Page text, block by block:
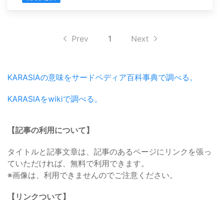
Prev 1 Next
KARASIAの意味をサードペディア百科事典で調べる。
KARASIAをwikiで調べる。
【記事の利用について】
タイトルと記事文章は、記事のあるページにリンクを張っ
ていただければ、無料で利用できます。
※画像は、利用できませんのでご注意ください。
【リンクついて】